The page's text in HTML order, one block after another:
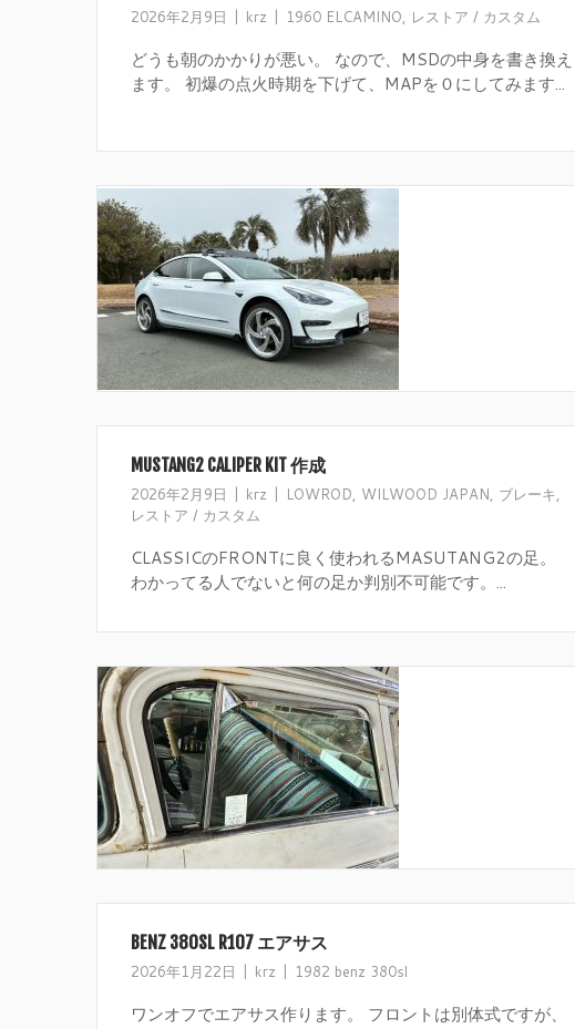
2026年2月9日 krz 1960 ELCAMINO, レストア / カスタム
どうも朝のかかりが悪い。 なので、MSDの中身を書き換え
ます。 初爆の点火時期を下げて、MAPを０にしてみます...
MUSTANG2 CALIPER KIT 作成
2026年2月9日 krz LOWROD, WILWOOD JAPAN, ブレーキ,
レストア / カスタム
CLASSICのFRONTに良く使われるMASUTANG2の足。
わかってる人でないと何の足か判別不可能です。...
BENZ 380SL R107 エアサス
2026年1月22日 krz 1982 benz 380sl
ワンオフでエアサス作ります。 フロントは別体式ですが、